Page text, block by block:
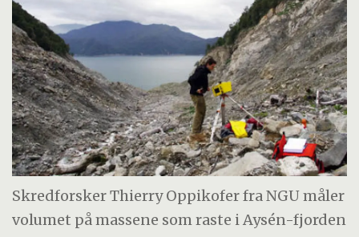
Skredforsker Thierry Oppikofer fra NGU måler
volumet på massene som raste i Aysén-fjorden